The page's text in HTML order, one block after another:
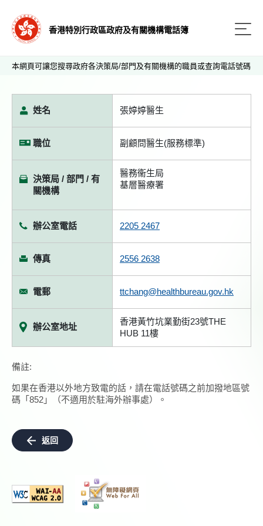
香港特別行政區政府及有關機構電話簿
本網頁可讓您搜尋政府各決策局/部門及有關機構的職員或查詢電話號碼
姓名 張婷婷醫生
職位 副顧問醫生(服務標準)
決策局 / 部門 / 有
關機構
醫務衞生局
基層醫療署
辦公室電話 2205 2467
傳真 2556 2638
電郵 ttchang@healthbureau.gov.hk
辦公室地址
香港黃竹坑業勤街23號THE
HUB 11樓
備註:
如果在香港以外地方致電的話，請在電話號碼之前加撥地區號
碼「852」（不適用於駐海外辦事處）。
返回